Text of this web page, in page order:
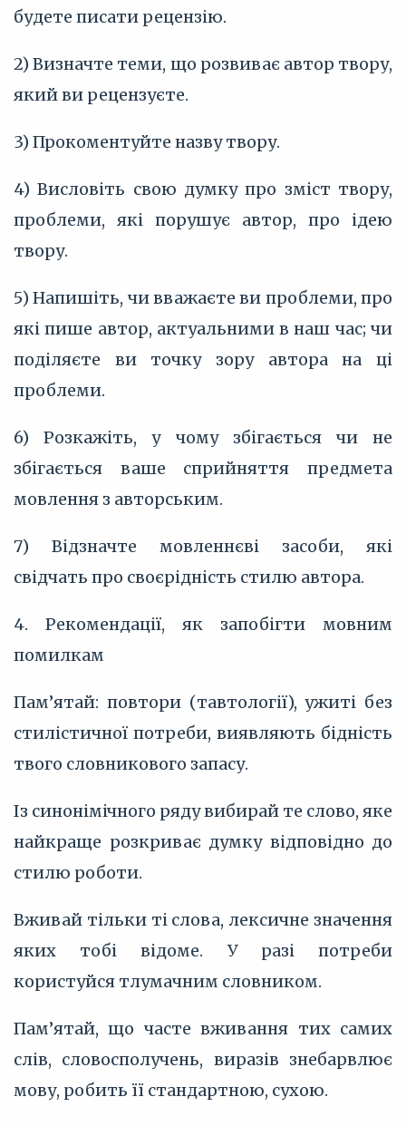
будете писати рецензію.
2) Визначте теми, що розвиває автор твору,
який ви рецензуєте.
3) Прокоментуйте назву твору.
4) Висловіть свою думку про зміст твору,
проблеми, які порушує автор, про ідею
твору.
5) Напишіть, чи вважаєте ви проблеми, про
які пише автор, актуальними в наш час; чи
поділяєте ви точку зору автора на ці
проблеми.
6) Розкажіть, у чому збігається чи не
збігається ваше сприйняття предмета
мовлення з авторським.
7) Відзначте мовленнєві засоби, які
свідчать про своєрідність стилю автора.
4. Рекомендації, як запобігти мовним
помилкам
Пам’‎ятай: повтори (тавтології), ужиті без
стилістичної потреби, виявляють бідність
твого словникового запасу.
Із синонімічного ряду вибирай те слово, яке
найкраще розкриває думку відповідно до
стилю роботи.
Вживай тільки ті слова, лексичне значення
яких тобі відоме. У разі потреби
користуйся тлумачним словником.
Пам’‎ятай, що часте вживання тих самих
слів, словосполучень, виразів знебарвлює
мову, робить її стандартною, сухою.